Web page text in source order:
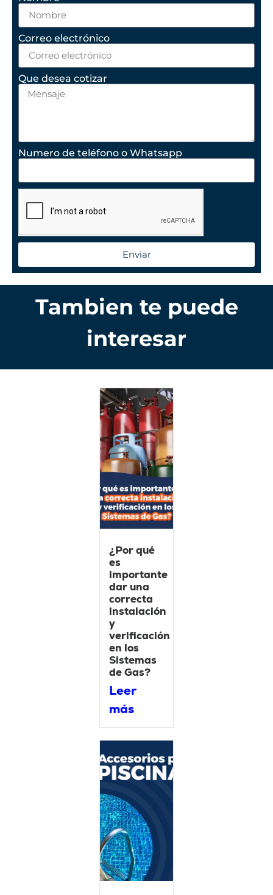
Correo electrónico
Que desea cotizar
Numero de teléfono o Whatsapp
Enviar
Tambien te puede
interesar
¿Por qué
es
importante
dar una
correcta
instalación
y
verificación
en los
Sistemas
de Gas?
Leer
más